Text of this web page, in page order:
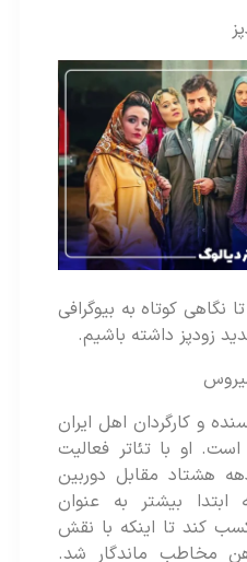
کوتاه به بیوگرافی
داشته باشیم.
کارگردان اهل ایران
1354 است. او با تئاتر فعالیت
مقابل دوربین
بیشتر به عنوان
تا اینکه با نقش
ماندگار شد.